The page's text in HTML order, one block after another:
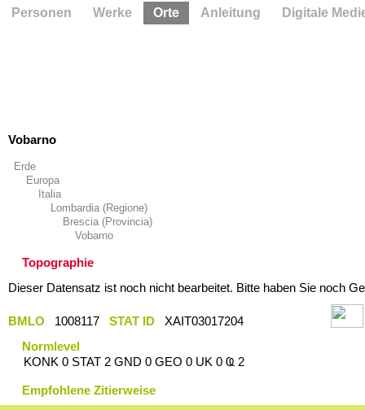
Vobarno
Erde
Europa
Italia
Lombardia (Regione)
Brescia (Provincia)
Vobarno
Topographie
Dieser Datensatz ist noch nicht bearbeitet. Bitte haben Sie noch
BMLO 1008117 STAT ID
XAIT03017204
Normlevel
KONK 0 STAT 2 GND 0 GEO 0 UK 0 Ҩ 2
Empfohlene Zitierweise
Personen Werke Orte Anleitung Digitale